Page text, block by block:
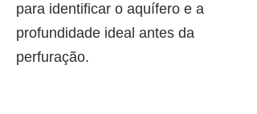
para identificar o aquífero e a
profundidade ideal antes da
perfuração.